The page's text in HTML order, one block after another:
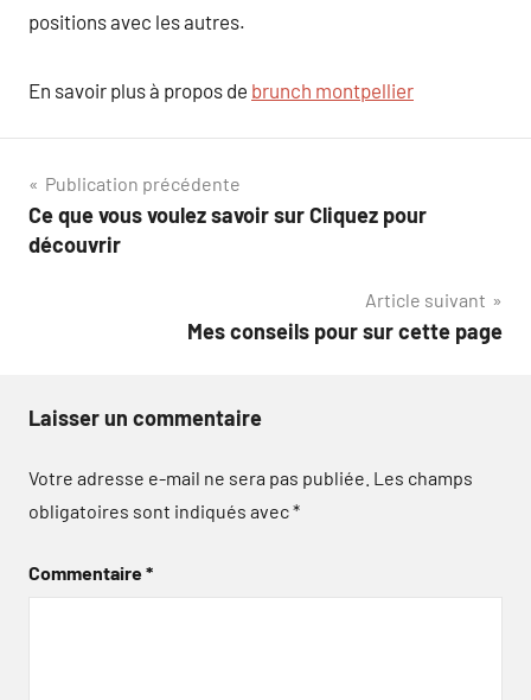
positions avec les autres.
En savoir plus à propos de brunch montpellier
Navigation
de
Publication précédente
Ce que vous voulez savoir sur Cliquez pour
découvrir
Article suivant
Mes conseils pour sur cette page
Laisser un commentaire
Votre adresse e-mail ne sera pas publiée. Les champs
obligatoires sont indiqués avec*
Commentaire*